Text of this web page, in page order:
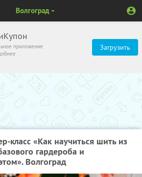
приложение
Загрузить
Волгоград
класс «Как научиться шить из
гардероба и
Волгоград